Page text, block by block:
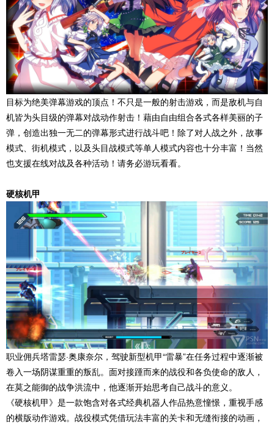
目标为绝美弹幕游戏的顶点！不只是一般的射击游戏，而是敌机与自
机皆为头目级的弹幕对战动作射击！藉由自由组合各式各样美丽的子
弹，创造出独一无二的弹幕形式进行战斗吧！除了对人战之外，故事
模式、街机模式，以及头目战模式等单人模式内容也十分丰富！当然
也支援在线对战及各种活动！请务必游玩看看。
硬核机甲
职业佣兵塔雷瑟·奥康奈尔，驾驶新型机甲“雷暴”在任务过程中逐渐被
卷入一场阴谋重重的叛乱。面对接踵而来的战役和各负使命的敌人，
在莫之能御的战争洪流中，他逐渐开始思考自己战斗的意义。
《硬核机甲》是一款饱含对各式经典机器人作品热意憧憬，重视手感
的横版动作游戏。战役模式凭借玩法丰富的关卡和无缝衔接的动画，